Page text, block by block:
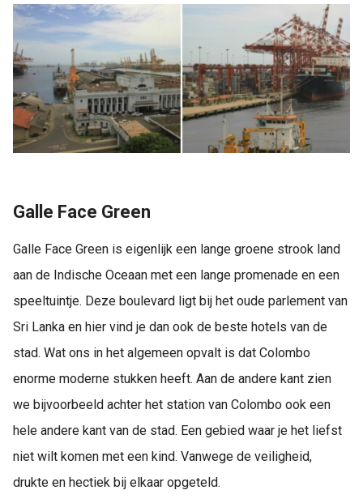
Galle Face Green
Galle Face Green is eigenlijk een lange groene strook land
aan de Indische Oceaan met een lange promenade en een
speeltuintje. Deze boulevard ligt bij het oude parlement van
Sri Lanka en hier vind je dan ook de beste hotels van de
stad. Wat ons in het algemeen opvalt is dat Colombo
enorme moderne stukken heeft. Aan de andere kant zien
we bijvoorbeeld achter het station van Colombo ook een
hele andere kant van de stad. Een gebied waar je het liefst
niet wilt komen met een kind. Vanwege de veiligheid,
drukte en hectiek bij elkaar opgeteld.